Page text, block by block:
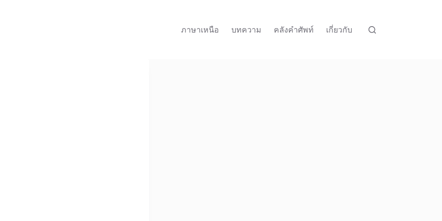
ภาษาเหนือ
บทความ คลังคำศัพท์ เกี่ยวกับ